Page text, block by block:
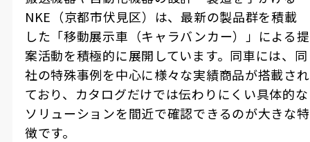
NKE（京都市伏見区）は、最新の製品群を積載
した「移動展示車（キャラバンカー）」による提
案活動を積極的に展開しています。同車には、同
社の特殊事例を中心に様々な実績商品が搭載され
ており、カタログだけでは伝わりにくい具体的な
ソリューションを間近で確認できるのが大きな特
徴です。